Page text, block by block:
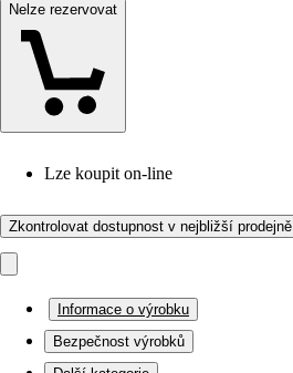
Nelze rezervovat
Lze koupit on-line
Zkontrolovat dostupnost v nejbližší prodejně
Informace o výrobku
Bezpečnost výrobků